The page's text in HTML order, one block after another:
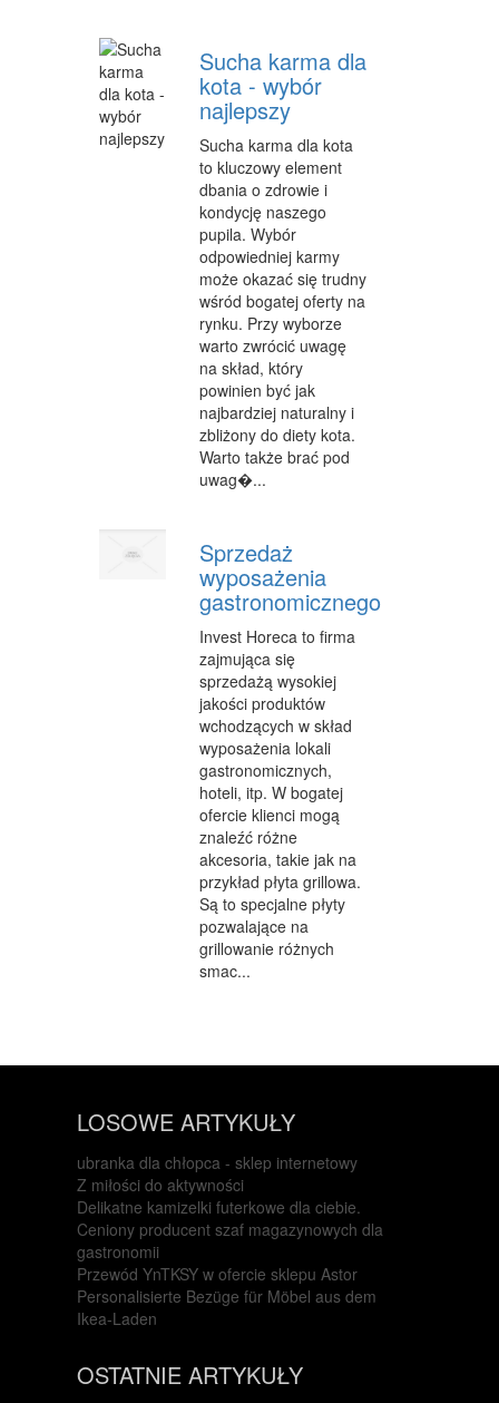
Sucha karma dla
kota - wybór
najlepszy
Sucha karma dla kota
to kluczowy element
dbania o zdrowie i
kondycję naszego
pupila. Wybór
odpowiedniej karmy
może okazać się trudny
wśród bogatej oferty na
rynku. Przy wyborze
warto zwrócić uwagę
na skład, który
powinien być jak
najbardziej naturalny i
zbliżony do diety kota.
Warto także brać pod
uwag�...
Sprzedaż
wyposażenia
gastronomicznego
Invest Horeca to firma
zajmująca się
sprzedażą wysokiej
jakości produktów
wchodzących w skład
wyposażenia lokali
gastronomicznych,
hoteli, itp. W bogatej
ofercie klienci mogą
znaleźć różne
akcesoria, takie jak na
przykład płyta grillowa.
Są to specjalne płyty
pozwalające na
grillowanie różnych
smac...
LOSOWE ARTYKUŁY
ubranka dla chłopca - sklep internetowy
Z miłości do aktywności
Delikatne kamizelki futerkowe dla ciebie.
Ceniony producent szaf magazynowych dla
gastronomii
Przewód YnTKSY w ofercie sklepu Astor
Personalisierte Bezüge für Möbel aus dem
Ikea-Laden
OSTATNIE ARTYKUŁY